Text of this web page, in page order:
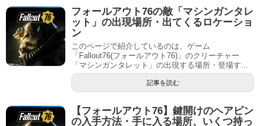
フォールアウト76の敵「マシンガンタレ
ット」の出現場所・出てくるロケーショ
ン
このページで紹介しているのは、ゲーム
「Fallout76(フォールアウト76)」のクリーチャー
「マシンガンタレット」の出現する場所・登場す...
記事を読む
【フォールアウト76】鍵開けのヘアピン
の入手方法・手に入る場所、いくつ持っ